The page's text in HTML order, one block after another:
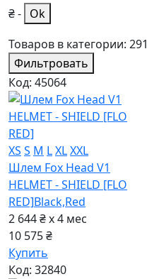
₴- Ok
Товаров в категории: 291
Фильтровать
Код: 45064
XS S M LXLXXL
Шлем Fox Head V1
HELMET - SHIELD [FLO
RED]Black,Red
2 644 ₴ x 4 мес
10 575 ₴
Купить
Код: 32840